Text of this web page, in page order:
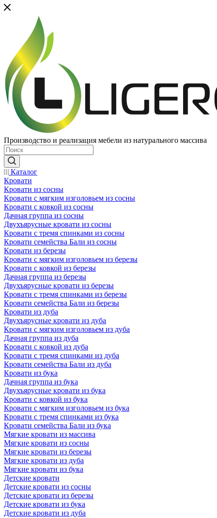
Производство и реализация мебели из натурального массива
Каталог
Кровати
Кровати из сосны
Кровати с мягким изголовьем из сосны
Кровати с ковкой из сосны
Дачная группа из сосны
Двухъярусные кровати из сосны
Кровати с тремя спинками из сосны
Кровати семейства Бали из сосны
Кровати из березы
Кровати с мягким изголовьем из березы
Кровати с ковкой из березы
Дачная группа из березы
Двухъярусные кровати из березы
Кровати с тремя спинками из березы
Кровати семейства Бали из березы
Кровати из дуба
Двухъярусные кровати из дуба
Кровати с мягким изголовьем из дуба
Дачная группа из дуба
Кровати с ковкой из дуба
Кровати с тремя спинками из дуба
Кровати семейства Бали из дуба
Кровати из бука
Дачная группа из бука
Двухъярусные кровати из бука
Кровати с ковкой из бука
Кровати с мягким изголовьем из бука
Кровати с тремя спинками из бука
Кровати семейства Бали из бука
Мягкие кровати из массива
Мягкие кровати из сосны
Мягкие кровати из березы
Мягкие кровати из дуба
Мягкие кровати из бука
Детские кровати
Детские кровати из сосны
Детские кровати из березы
Детские кровати из бука
Детские кровати из дуба